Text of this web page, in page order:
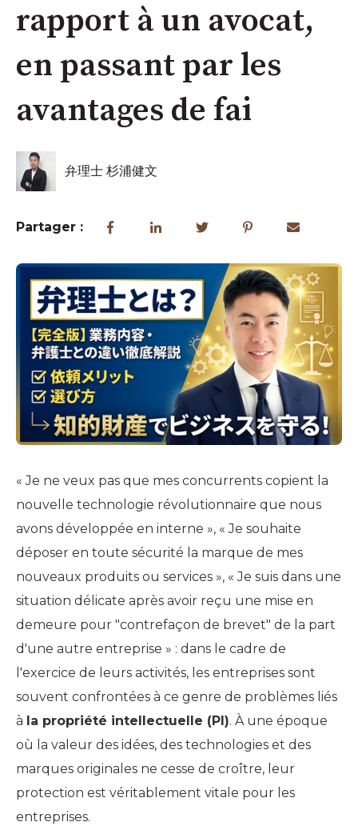
rapport à un avocat,
en passant par les
avantages de fai
弁理士 杉浦健文
Partager :
« Je ne veux pas que mes concurrents copient la
nouvelle technologie révolutionnaire que nous
avons développée en interne », « Je souhaite
déposer en toute sécurité la marque de mes
nouveaux produits ou services », « Je suis dans une
situation délicate après avoir reçu une mise en
demeure pour "contrefaçon de brevet" de la part
d'une autre entreprise » : dans le cadre de
l'exercice de leurs activités, les entreprises sont
souvent confrontées à ce genre de problèmes liés
à la propriété intellectuelle (PI). À une époque
où la valeur des idées, des technologies et des
marques originales ne cesse de croître, leur
protection est véritablement vitale pour les
entreprises.